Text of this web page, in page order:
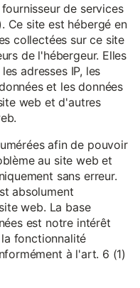
de services
Ce site est hébergé en
collectées sur ce site
de l'hébergeur. Elles
adresses IP, les
et les données
web et d'autres
afin de pouvoir
au site web et
sans erreur.
absolument
web. La base
est notre intérêt
fonctionnalité
à l'art. 6 (1)